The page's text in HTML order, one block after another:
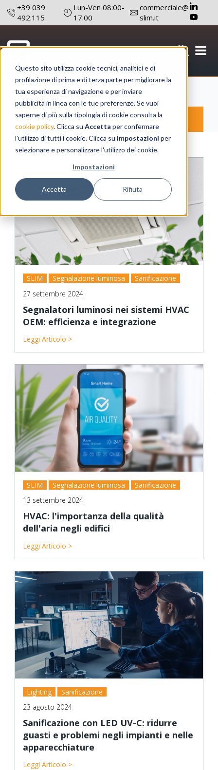
Questo sito utilizza cookie tecnici, analitici e di
profilazione di prima e di terza parte per migliorare la
tua esperienza di navigazione e per inviare
pubblicità in linea con le tue preferenze. Se vuoi
saperne di più sulla tipologia di cookie consulta la
cookie policy. Clicca su Accetta per confermare
l'utilizzo di tutti i cookie. Clicca su Impostazioni per
selezionare e personalizzare l'utilizzo dei cookie.
Impostazioni
Accetta Rifiuta
+39 039
492.115
Lun-Ven 08:00-
17:00
commerciale@
slim.it
Sanificazione
Prodotti SLIM
SLIM Segnalazione luminosa
Sanificazione
27 settembre 2024
Segnalatori luminosi nei sistemi HVAC
OEM: efficienza e integrazione
Leggi Articolo >
SLIM Segnalazione luminosa
Sanificazione
13 settembre 2024
HVAC: l'importanza della qualità
dell'aria negli edifici
Leggi Articolo >
Lighting
Sanificazione
23 agosto 2024
Sanificazione con LED UV-C: ridurre
guasti e problemi negli impianti e nelle
apparecchiature
Leggi Articolo >